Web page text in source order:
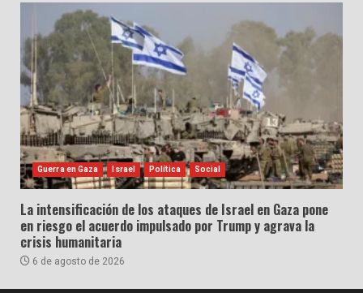
Guerra en Gaza Israel Política Social
La intensificación de los ataques de Israel en Gaza pone
en riesgo el acuerdo impulsado por Trump y agrava la
crisis humanitaria
6 de agosto de 2026